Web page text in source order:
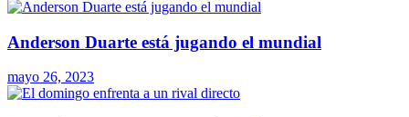
Anderson Duarte está jugando el mundial
mayo 26, 2023